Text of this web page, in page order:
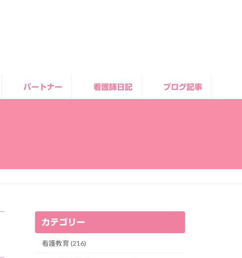
パートナー 看護師日記 ブログ記事
カテゴリー
看護教育 (216)